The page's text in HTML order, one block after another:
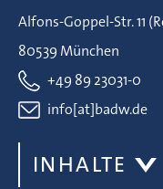
Alfons-Goppel-Str. 11
80539 München
+49 89 23031-0
info[at]badw.de
INHALTE